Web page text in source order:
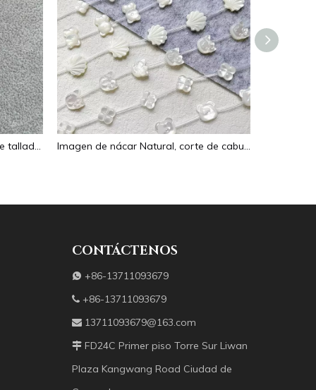
Collar de nácar Natural, colgante tallado en forma ovalada para mujer, joyería, diseño de imagen, diseño de flor de cara en relieve Imagen de nácar Natural, corte de cabujón ovalado en relieve para colgante, diseño de incrustaciones, concha negra, fabricación de collares para mujer
CONTÁCTENOS
 +86-13711093679
 +86-13711093679
 13711093679@163.com
 FD24C Primer piso Torre Sur Liwan
Plaza Kangwang Road Ciudad de